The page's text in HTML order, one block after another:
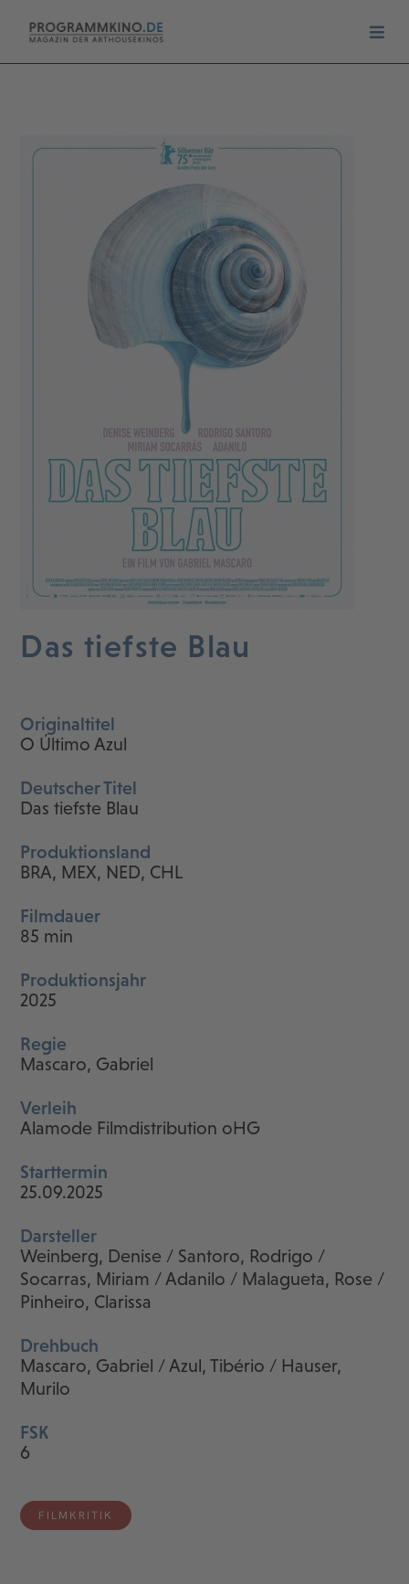
Das tiefste Blau
Originaltitel
O Último Azul
Deutscher Titel
Das tiefste Blau
Produktionsland
BRA, MEX, NED, CHL
Filmdauer
85 min
Produktionsjahr
2025
Regie
Mascaro, Gabriel
Verleih
Alamode Filmdistribution oHG
Starttermin
25.09.2025
Darsteller
Weinberg, Denise / Santoro, Rodrigo /
Socarras, Miriam / Adanilo / Malagueta, Rose /
Pinheiro, Clarissa
Drehbuch
Mascaro, Gabriel / Azul, Tibério / Hauser,
Murilo
FSK
6
FILMKRITIK